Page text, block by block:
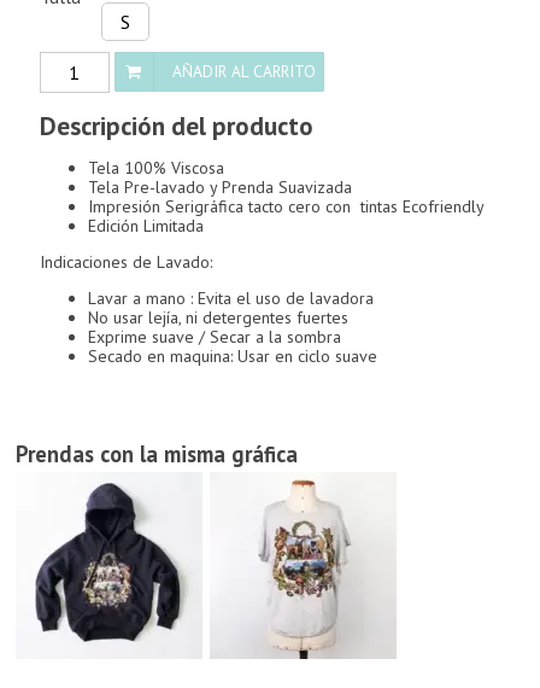
S
Escudo
Coca
AÑADIR AL CARRITO
Descripción del producto
Tela 100% Viscosa
Tela Pre-lavado y Prenda Suavizada
Impresión Serigráfica tacto cero con tintas Ecofriendly
Edición Limitada
Indicaciones de Lavado:
Lavar a mano : Evita el uso de lavadora
No usar lejía, ni detergentes fuertes
Exprime suave / Secar a la sombra
Secado en maquina: Usar en ciclo suave
Prendas con la misma gráfica